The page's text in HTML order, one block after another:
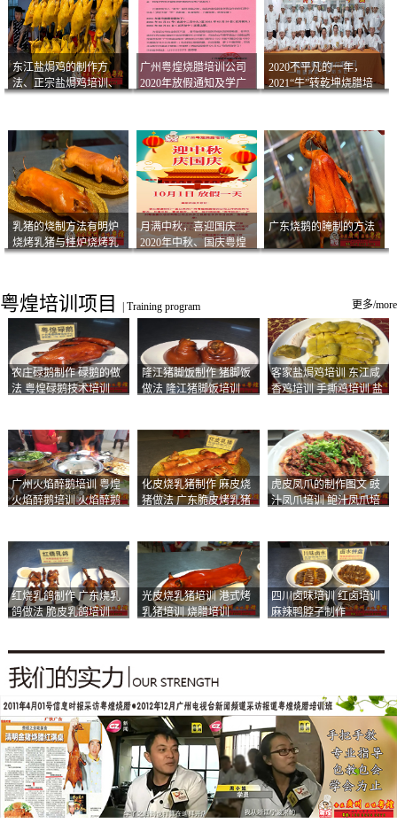
东江盐焗鸡的制作方
法、正宗盐焗鸡培训、
广州粤煌烧腊培训公司
2020年放假通知及学广
2020不平凡的一年，
2021“牛”转乾坤烧腊培
乳猪的烧制方法有明炉
烧烤乳猪与挂炉烧烤乳
月满中秋，喜迎国庆
2020年中秋、国庆粤煌
广东烧鹅的腌制的方法
粤煌培训项目 Training program 更多/more
农庄碌鹅制作 碌鹅的做
法 粤煌碌鹅技术培训
隆江猪脚饭制作 猪脚饭
做法 隆江猪脚饭培训
客家盐焗鸡培训 东江咸
香鸡培训 手撕鸡培训 盐
广州火焰醉鹅培训 粤煌
火焰醉鹅培训 火焰醉鹅
化皮烧乳猪制作 麻皮烧
猪做法 广东脆皮烤乳猪
虎皮凤爪的制作图文 豉
汁凤爪培训 鲍汁凤爪培
红烧乳鸽制作 广东烧乳
鸽做法 脆皮乳鸽培训
光皮烧乳猪培训 港式烤
乳猪培训 烧腊培训
四川卤味培训 红卤培训
麻辣鸭脖子制作